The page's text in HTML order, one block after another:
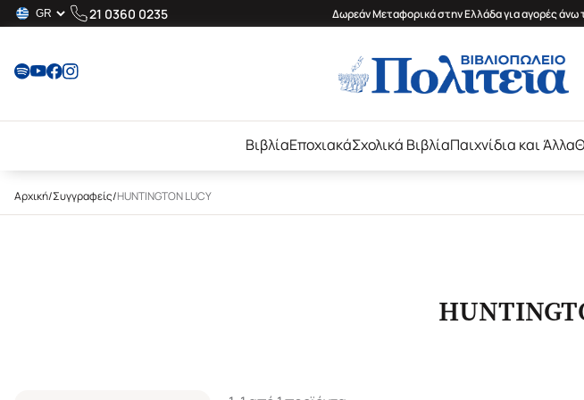
21 0360 0235 Δωρεάν Μεταφορικά στην Ελλάδα για αγορές άνω
ΒιβλίαΕποχιακάΣχολικά ΒιβλίαΠαιχνίδια και Άλλα
Αρχική/Συγγραφείς/HUNTINGTON LUCY